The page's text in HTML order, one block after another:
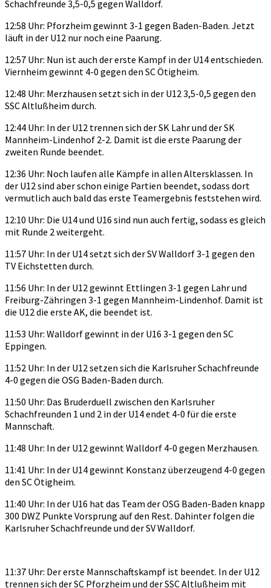
Schachfreunde 3,5-0,5 gegen Walldorf.
12:58 Uhr: Pforzheim gewinnt 3-1 gegen Baden-Baden. Jetzt
läuft in der U12 nur noch eine Paarung.
12:57 Uhr: Nun ist auch der erste Kampf in der U14 entschieden.
Viernheim gewinnt 4-0 gegen den SC Ötigheim.
12:48 Uhr: Merzhausen setzt sich in der U12 3,5-0,5 gegen den
SSC Altlußheim durch.
12:44 Uhr: In der U12 trennen sich der SK Lahr und der SK
Mannheim-Lindenhof 2-2. Damit ist die erste Paarung der
zweiten Runde beendet.
12:36 Uhr: Noch laufen alle Kämpfe in allen Altersklassen. In
der U12 sind aber schon einige Partien beendet, sodass dort
vermutlich auch bald das erste Teamergebnis feststehen wird.
12:10 Uhr: Die U14 und U16 sind nun auch fertig, sodass es gleich
mit Runde 2 weitergeht.
11:57 Uhr: In der U14 setzt sich der SV Walldorf 3-1 gegen den
TV Eichstetten durch.
11:56 Uhr: In der U12 gewinnt Ettlingen 3-1 gegen Lahr und
Freiburg-Zähringen 3-1 gegen Mannheim-Lindenhof. Damit ist
die U12 die erste AK, die beendet ist.
11:53 Uhr: Walldorf gewinnt in der U16 3-1 gegen den SC
Eppingen.
11:52 Uhr: In der U12 setzen sich die Karlsruher Schachfreunde
4-0 gegen die OSG Baden-Baden durch.
11:50 Uhr: Das Bruderduell zwischen den Karlsruher
Schachfreunden 1 und 2 in der U14 endet 4-0 für die erste
Mannschaft.
11:48 Uhr: In der U12 gewinnt Walldorf 4-0 gegen Merzhausen.
11:41 Uhr: In der U14 gewinnt Konstanz überzeugend 4-0 gegen
den SC Ötigheim.
11:40 Uhr: In der U16 hat das Team der OSG Baden-Baden knapp
300 DWZ Punkte Vorsprung auf den Rest. Dahinter folgen die
Karlsruher Schachfreunde und der SV Walldorf.
11:37 Uhr: Der erste Mannschaftskampf ist beendet. In der U12
trennen sich der SC Pforzheim und der SSC Altlußheim mit